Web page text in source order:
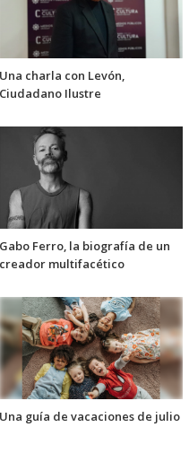
Una charla con Levón,
Ciudadano Ilustre
Gabo Ferro, la biografía de un
creador multifacético
Una guía de vacaciones de julio